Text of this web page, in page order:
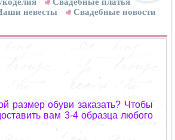
невесты
Свадебные новости
размер обуви заказать? Чтобы
вам 3-4 образца любого